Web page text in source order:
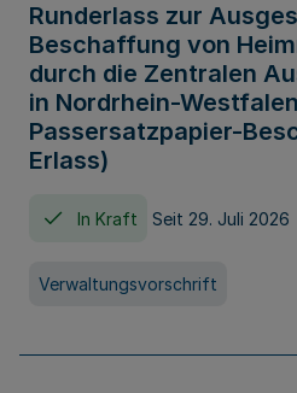
Runderlass zur
Beschaffung von
durch die Zentralen
in Nordrhein-
Passersatzpapier-
Erlass)
In Kraft Seit 29. Juli 2026
Verwaltungsvorschrift